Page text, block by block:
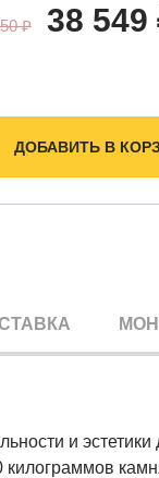
₽ 38 549
и